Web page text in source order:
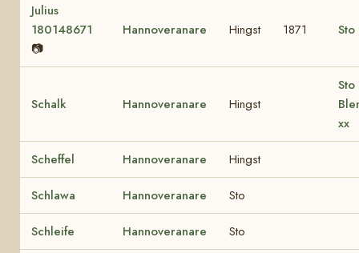
Julius
180148671
📷
Hannoveranare Hingst 1871
Schalk Hannoveranare Hingst
Sto
xx
Scheffel Hannoveranare Hingst
Schlawa Hannoveranare Sto
Schleife Hannoveranare Sto